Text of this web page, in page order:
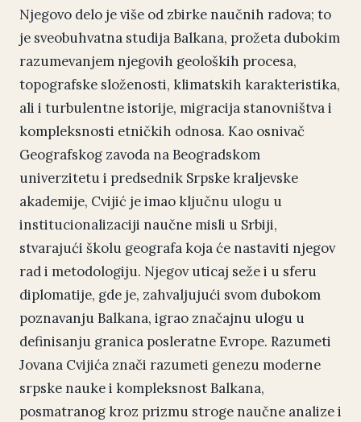
Njegovo delo je više od zbirke naučnih radova; to
je sveobuhvatna studija Balkana, prožeta dubokim
razumevanjem njegovih geoloških procesa,
topografske složenosti, klimatskih karakteristika,
ali i turbulentne istorije, migracija stanovništva i
kompleksnosti etničkih odnosa. Kao osnivač
Geografskog zavoda na Beogradskom
univerzitetu i predsednik Srpske kraljevske
akademije, Cvijić je imao ključnu ulogu u
institucionalizaciji naučne misli u Srbiji,
stvarajući školu geografa koja će nastaviti njegov
rad i metodologiju. Njegov uticaj seže i u sferu
diplomatije, gde je, zahvaljujući svom dubokom
poznavanju Balkana, igrao značajnu ulogu u
definisanju granica posleratne Evrope. Razumeti
Jovana Cvijića znači razumeti genezu moderne
srpske nauke i kompleksnost Balkana,
posmatranog kroz prizmu stroge naučne analize i